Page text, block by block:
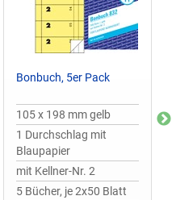
Bonbuch, 5er Pack
105 x 198 mm gelb
1 Durchschlag mit
Blaupapier
mit Kellner-Nr. 2
5 Bücher, je 2x50 Blatt